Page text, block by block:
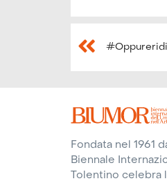
#Oppureridi
Fondata nel 1961
Biennale
Tolentino celebra